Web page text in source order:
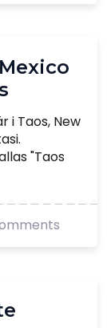
i Taos, New
"Taos